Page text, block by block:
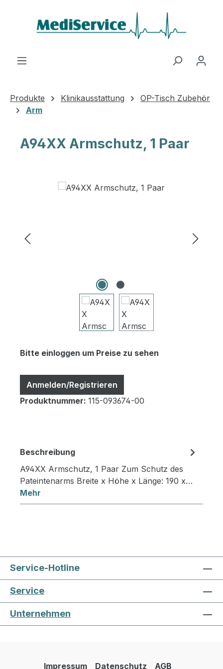
Produkte Klinikausstattung
OP-Tisch Zubehör
Arm
A94XX Armschutz, 1 Paar
Bildergalerie überspringen
Bitte einloggen um Preise zu sehen
Anmelden/Registrieren
Produktnummer: 115-093674-00
Beschreibung
A94XX Armschutz, 1 Paar Zum Schutz des
Pateintenarms Breite x Höhe x Länge: 190 x…
Mehr
Service-Hotline
Service
Unternehmen
Impressum Datenschutz AGB